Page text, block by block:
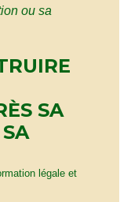
ou sa
SA
légale et